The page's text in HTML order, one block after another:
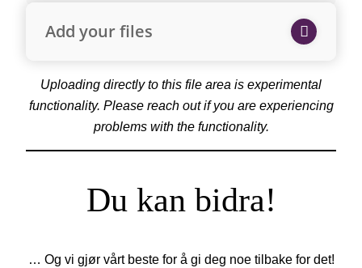
Add your files
Uploading directly to this file area is experimental
functionality. Please reach out if you are experiencing
problems with the functionality.
Du kan bidra!
… Og vi gjør vårt beste for å gi deg noe tilbake for det!